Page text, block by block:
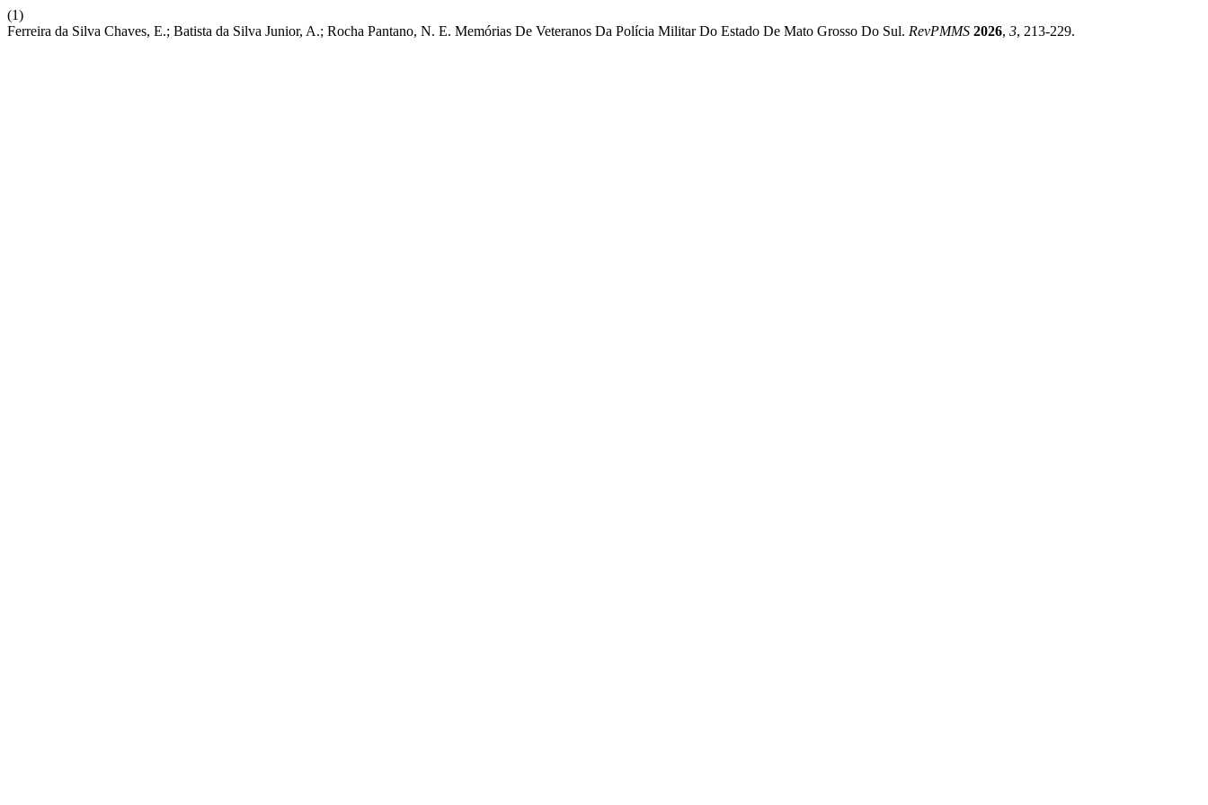
(1)
Ferreira da Silva Chaves, E.; Batista da Silva Junior, A.; Rocha Pantano, N. E. Memórias De Veteranos Da Polícia Militar Do Estado De Mato Grosso Do Sul. RevPMMS 2026, 3, 213-229.